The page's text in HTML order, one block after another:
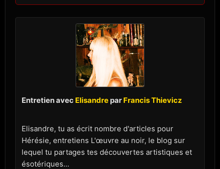
Entretien avec Elisandre par Francis Thievicz
Elisandre, tu as écrit nombre d'articles pour
Hérésie, entretiens L'œuvre au noir, le blog sur
lequel tu partages tes découvertes artistiques et
ésotériques...